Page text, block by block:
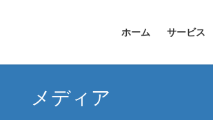
ホーム サービス
メディア